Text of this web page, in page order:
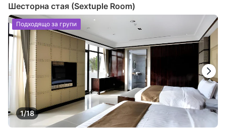
Шесторна стая (Sextuple Room)
1/18
Подходящо за групи